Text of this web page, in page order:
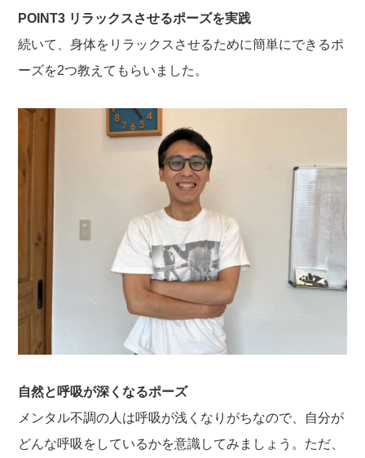
POINT3 リラックスさせるポーズを実践
続いて、身体をリラックスさせるために簡単にできるポ
ーズを2つ教えてもらいました。
自然と呼吸が深くなるポーズ
メンタル不調の人は呼吸が浅くなりがちなので、自分が
どんな呼吸をしているかを意識してみましょう。ただ、